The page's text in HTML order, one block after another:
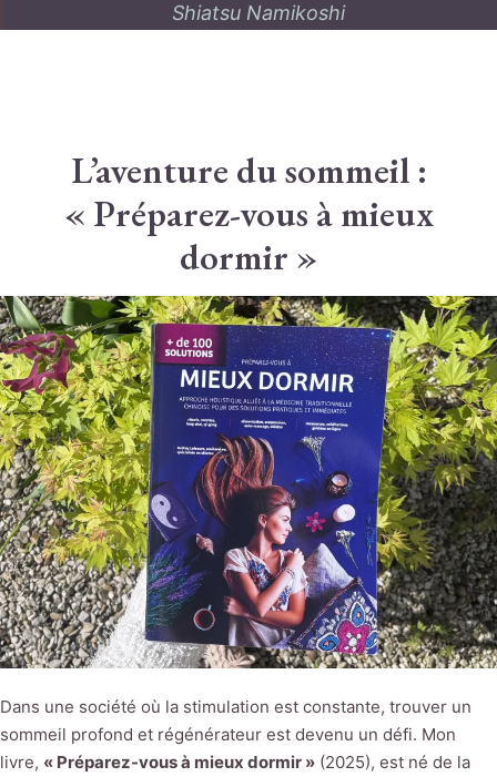
Shiatsu Namikoshi
L’aventure du sommeil :
« Préparez-vous à mieux
dormir »
Dans une société où la stimulation est constante, trouver un
sommeil profond et régénérateur est devenu un défi. Mon
livre, « Préparez-vous à mieux dormir » (2025), est né de la